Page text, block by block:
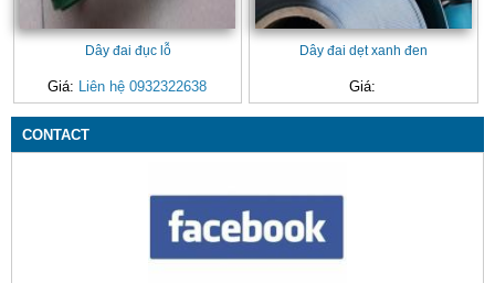
Dây đai đục lỗ
Giá: Liên hệ 0932322638
Dây đai dẹt xanh đen
Giá:
CONTACT